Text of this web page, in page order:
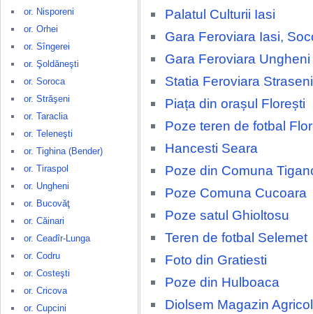
or. Nisporeni
or. Orhei
or. Sîngerei
or. Şoldăneşti
or. Soroca
or. Străşeni
or. Taraclia
or. Teleneşti
or. Tighina (Bender)
or. Tiraspol
or. Ungheni
or. Bucovăţ
or. Căinari
or. Ceadîr-Lunga
or. Codru
or. Costeşti
or. Cricova
or. Cupcini
Palatul Culturii Iasi
Gara Feroviara Iasi,
Gara Feroviara Ungheni
Statia Feroviara Straseni
Piața din orașul Florești
Poze teren de fotbal
Hancesti Seara
Poze din Comuna
Poze Comuna Cucoara
Poze satul Ghioltosu
Teren de fotbal Selemet
Foto din Gratiesti
Poze din Hulboaca
Diolsem Magazin Agricol